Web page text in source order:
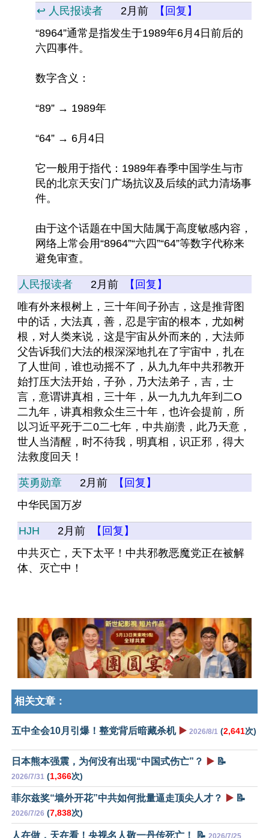
↩️ 人民报读者 2月前
【回复】
“8964”通常是指发生于1989年6月4日前后的
六四事件。
数字含义：
“89” → 1989年
“64” → 6月4日
它一般用于指代：1989年春季中国学生与市
民的北京天安门广场抗议及后续的武力清场事
件。
由于这个话题在中国大陆属于高度敏感内容，
网络上常会用“8964”“六四”“64”等数字代称来
避免审查。
人民报读者 2月前
【回复】
唯有外来根树上，三十年间子孙吉，这是推背图
中的话，大法真，善，忍是宇宙的根本，尤如树
根，对人类来说，这是宇宙从外而来的，大法师
父告诉我们大法的根深深地扎在了宇宙中，扎在
了人世间，谁也动摇不了，从九九年中共邪教开
始打压大法开始，子孙，乃大法弟子，吉，士
言，意谓讲真相，三十年，从一九九九年到二O
二九年，讲真相救众生三十年，也许会提前，所
以习近平死于二0二七年，中共崩溃，此乃天意，
世人当清醒，时不待我，明真相，识正邪，得大
法救度回天！
英勇勋章 2月前
【回复】
中华民国万岁
HJH 2月前
【回复】
中共灭亡，天下太平！中共邪教恶魔党正在被解
体、灭亡中！
相关文章：
五中全会10月引爆！整党背后暗藏杀机 ▶️ 2026/8/1 (2,641次)
日本熊本强震，为何没有出现“中国式伤亡”？ ▶️ 📝
2026/7/31 (1,366次)
菲尔兹奖“墙外开花”中共如何批量逼走顶尖人才？ ▶️ 📝
2026/7/26 (7,838次)
人在做，天在看！央视名人敬一丹传死亡！ 📝 2026/7/25